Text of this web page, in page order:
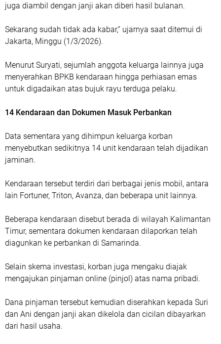
juga diambil dengan janji akan diberi hasil bulanan.
Sekarang sudah tidak ada kabar,” ujarnya saat ditemui di
Jakarta, Minggu (1/3/2026).
Menurut Suryati, sejumlah anggota keluarga lainnya juga
menyerahkan BPKB kendaraan hingga perhiasan emas
untuk digadaikan atas bujuk rayu terduga pelaku.
14 Kendaraan dan Dokumen Masuk Perbankan
‎Data sementara yang dihimpun keluarga korban
menyebutkan sedikitnya 14 unit kendaraan telah dijadikan
jaminan.
Kendaraan tersebut terdiri dari berbagai jenis mobil, antara
lain Fortuner, Triton, Avanza, dan beberapa unit lainnya.
Beberapa kendaraan disebut berada di wilayah Kalimantan
Timur, sementara dokumen kendaraan dilaporkan telah
diagunkan ke perbankan di Samarinda.
Selain skema investasi, korban juga mengaku diajak
mengajukan pinjaman online (pinjol) atas nama pribadi.
Dana pinjaman tersebut kemudian diserahkan kepada Suri
dan Ani dengan janji akan dikelola dan cicilan dibayarkan
dari hasil usaha.